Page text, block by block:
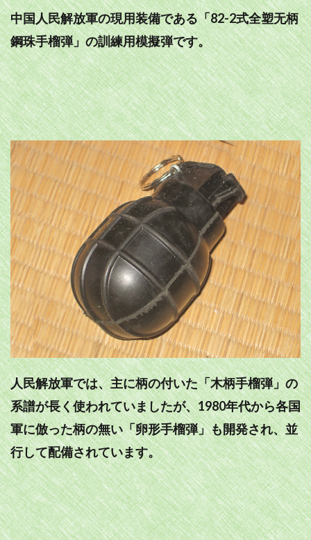
中国人民解放軍の現用装備である「82-2式全塑无柄
鋼珠手榴弾」の訓練用模擬弾です。
人民解放軍では、主に柄の付いた「木柄手榴弾」の
系譜が長く使われていましたが、1980年代から各国
軍に倣った柄の無い「卵形手榴弾」も開発され、並
行して配備されています。